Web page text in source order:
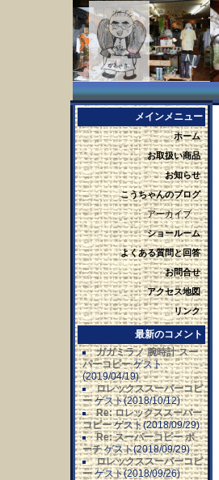
メインメニュー
ホーム
お取扱い商品
お知らせ
こうちゃんのブログ
アーカイブ
ショールーム
よくある質問と回答
お問合せ
アクセス地図
リンク
最新のコメント
ガガミラノ 腕時計 スー
パーコピー ゲスト
(2019/04/19)
ロレックススーパーコピ
ー ゲスト(2018/10/12)
Re: ロレックススーパー
コピー ゲスト(2018/09/29)
Re: スーパーコピー ポ
ーチ ゲスト(2018/09/29)
ロレックススーパーコピ
ー ゲスト(2018/09/26)